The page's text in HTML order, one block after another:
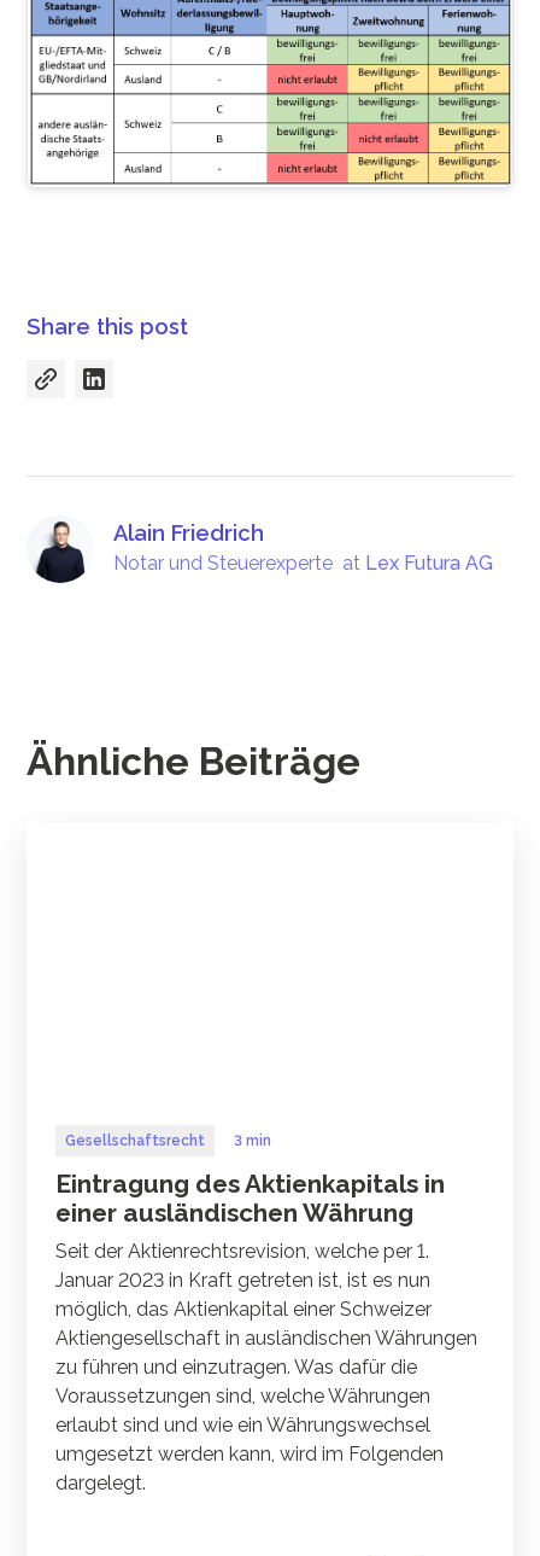
Share this post
Alain Friedrich
Notar und Steuerexperte at Lex Futura AG
Ähnliche Beiträge
Gesellschaftsrecht 3 min
Eintragung des Aktienkapitals in
einer ausländischen Währung
Seit der Aktienrechtsrevision, welche per 1.
Januar 2023 in Kraft getreten ist, ist es nun
möglich, das Aktienkapital einer Schweizer
Aktiengesellschaft in ausländischen Währungen
zu führen und einzutragen. Was dafür die
Voraussetzungen sind, welche Währungen
erlaubt sind und wie ein Währungswechsel
umgesetzt werden kann, wird im Folgenden
dargelegt.